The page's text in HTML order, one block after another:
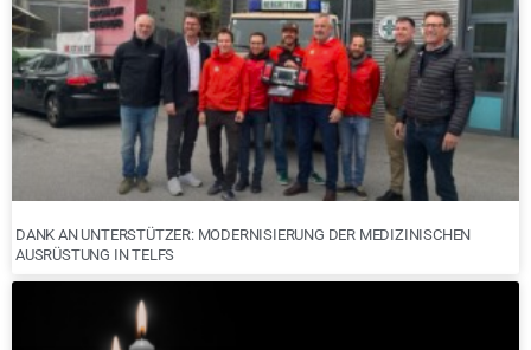
DANK AN UNTERSTÜTZER: MODERNISIERUNG DER MEDIZINISCHEN
AUSRÜSTUNG IN TELFS